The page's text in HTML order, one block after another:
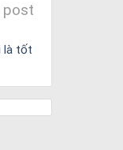
post
là tốt